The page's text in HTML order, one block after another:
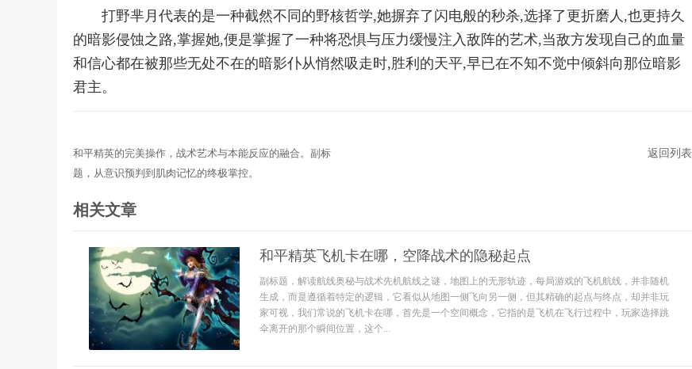
打野芈月代表的是一种截然不同的野核哲学,她摒弃了闪电般的秒杀,选择了更折磨人,也更持久
的暗影侵蚀之路,掌握她,便是掌握了一种将恐惧与压力缓慢注入敌阵的艺术,当敌方发现自己的血量
和信心都在被那些无处不在的暗影仆从悄然吸走时,胜利的天平,早已在不知不觉中倾斜向那位暗影
君主。
和平精英的完美操作，战术艺术与本能反应的融合。副标
题，从意识预判到肌肉记忆的终极掌控。
返回列表
相关文章
和平精英飞机卡在哪，空降战术的隐秘起点
副标题，解读航线奥秘与战术先机航线之谜，地图上的无形轨迹，每局游戏的飞机航线，并非随机
生成，而是遵循着特定的逻辑，它看似从地图一侧飞向另一侧，但其精确的起点与终点，却并非玩
家可视，我们常说的飞机卡在哪，首先是一个空间概念，它指的是飞机在飞行过程中，玩家选择跳
伞离开的那个瞬间位置，这个...